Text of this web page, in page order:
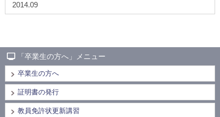
2014.09
「卒業生の方へ」メニュー
卒業生の方へ
証明書の発行
教員免許状更新講習